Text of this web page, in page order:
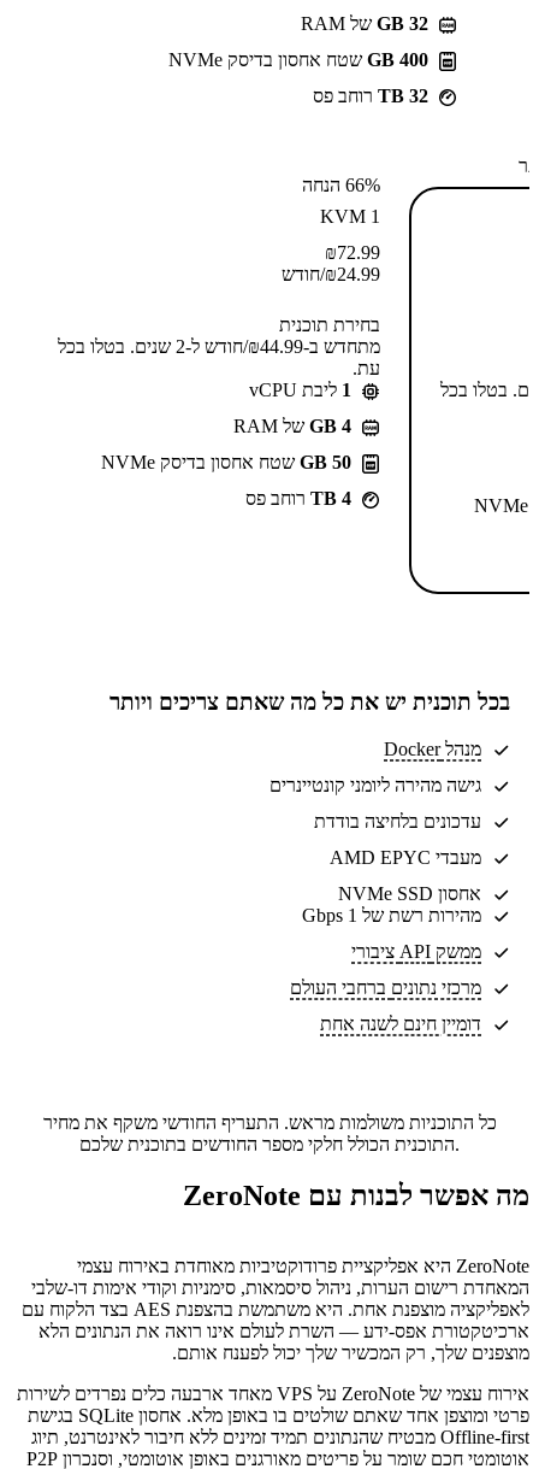
GB 32 של RAM
400 GB
שטח אחסון בדיסק NVMe
32 TB
רוחב פס
66% הנחה
KVM 1
72.99
₪
24.99
₪/חודש
בחירת תוכנית
מתחדש ב-⁦44.99⁩₪/חודש ל-2 שנים. בטלו בכל
עת.
1 ליבת vCPU
GB 4 של RAM
50 GB
שטח אחסון בדיסק NVMe
4 TB
רוחב פס
⁦55.99⁩₪/חודש ל-2 שנים. בטלו בכל
בכל תוכנית יש את כל מה שאתם צריכים ויותר
מנהל Docker
גישה מהירה ליומני קונטיינרים
עדכונים בלחיצה בודדת
מעבדי AMD EPYC
אחסון NVMe SSD
מהירות רשת של 1 Gbps
ממשק API ציבורי
מרכזי נתונים ברחבי העולם
דומיין חינם לשנה אחת
כל התוכניות משולמות מראש. התעריף החודשי משקף את מחיר
התוכנית הכולל חלקי מספר החודשים בתוכנית שלכם.
מה אפשר לבנות עם ZeroNote
ZeroNote היא אפליקציית פרודוקטיביות מאוחדת באירוח עצמי
המאחדת רישום הערות, ניהול סיסמאות, סימניות וקודי אימות דו-שלבי
לאפליקציה מוצפנת אחת. היא משתמשת בהצפנת AES בצד הלקוח עם
ארכיטקטורת אפס-ידע — השרת לעולם אינו רואה את הנתונים הלא
מוצפנים שלך, רק המכשיר שלך יכול לפענח אותם.
אירוח עצמי של ZeroNote על VPS מאחד ארבעה כלים נפרדים לשירות
פרטי ומוצפן אחד שאתם שולטים בו באופן מלא. אחסון SQLite בגישת
Offline-first מבטיח שהנתונים תמיד זמינים ללא חיבור לאינטרנט, תיוג
אוטומטי חכם שומר על פריטים מאורגנים באופן אוטומטי, וסנכרון P2P